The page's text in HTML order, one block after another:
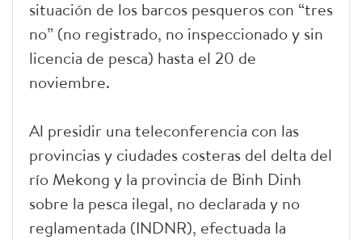
situación de los barcos pesqueros con “tres
no” (no registrado, no inspeccionado y sin
licencia de pesca) hasta el 20 de
noviembre.
Al presidir una teleconferencia con las
provincias y ciudades costeras del delta del
río Mekong y la provincia de Binh Dinh
sobre la pesca ilegal, no declarada y no
reglamentada (INDNR), efectuada la